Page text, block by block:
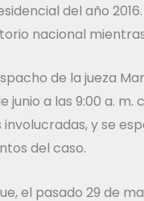
del año
nacional
de la jueza
a las 9:00 a.
y se
del caso.
el pasado 29 de